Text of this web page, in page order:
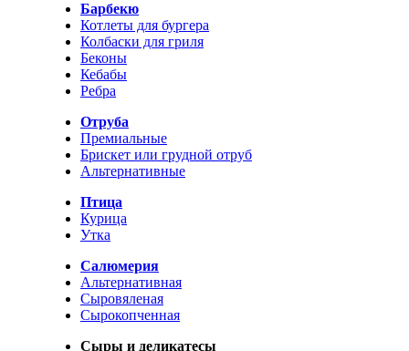
Барбекю
Котлеты для бургера
Колбаски для гриля
Беконы
Кебабы
Ребра
Отруба
Премиальные
Брискет или грудной отруб
Альтернативные
Птица
Курица
Утка
Салюмерия
Альтернативная
Сыровяленая
Сырокопченная
Сыры и деликатесы